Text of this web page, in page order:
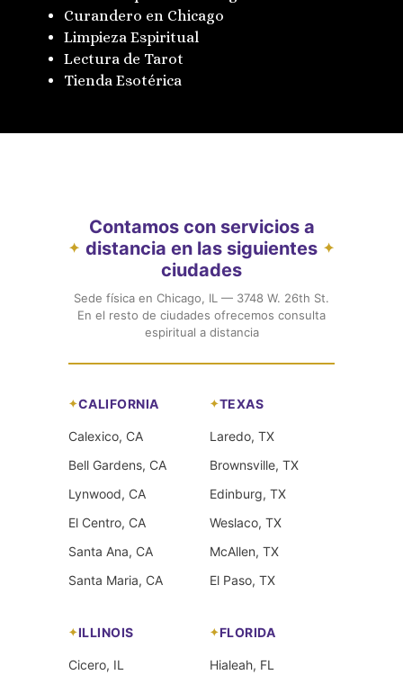
Curandero en Chicago
Limpieza Espiritual
Lectura de Tarot
Tienda Esotérica
✦
Contamos con servicios a
distancia en las siguientes
ciudades
✦
Sede física en Chicago, IL — 3748 W. 26th St.
En el resto de ciudades ofrecemos consulta
espiritual a distancia
CALIFORNIA
Calexico, CA
Bell Gardens, CA
Lynwood, CA
El Centro, CA
Santa Ana, CA
Santa Maria, CA
TEXAS
Laredo, TX
Brownsville, TX
Edinburg, TX
Weslaco, TX
McAllen, TX
El Paso, TX
ILLINOIS
Cicero, IL
FLORIDA
Hialeah, FL